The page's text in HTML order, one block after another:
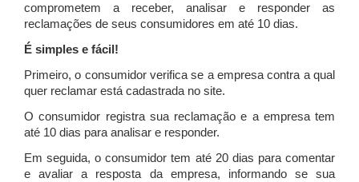
comprometem a receber, analisar e responder as
reclamações de seus consumidores em até 10 dias.
É simples e fácil!
Primeiro, o consumidor verifica se a empresa contra a qual
quer reclamar está cadastrada no site.
O consumidor registra sua reclamação e a empresa tem
até 10 dias para analisar e responder.
Em seguida, o consumidor tem até 20 dias para comentar
e avaliar a resposta da empresa, informando se sua